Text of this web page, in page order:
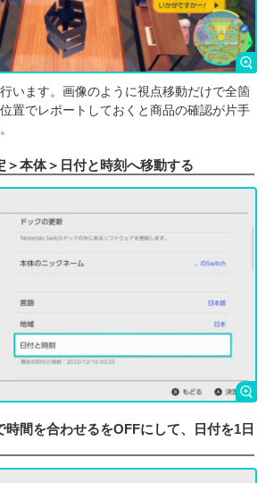
います。画像のように視点移動だけで全箇
置でレポートしておくと商品の確認が片手
＞本体＞日付と時刻へ移動する
時間を合わせるをOFFにして、日付を1日